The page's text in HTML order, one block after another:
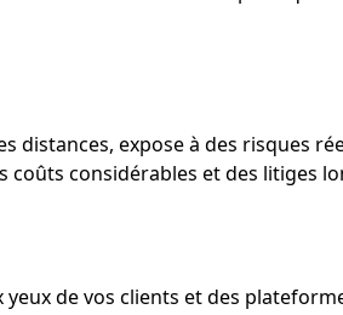
distances, expose à des risques
considérables et des litiges
de vos clients et des